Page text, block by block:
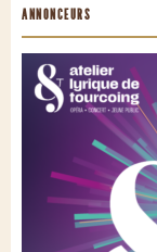
ANNONCEURS